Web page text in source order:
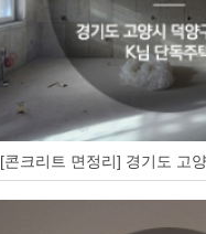
[콘크리트 면정리] 경기도 고